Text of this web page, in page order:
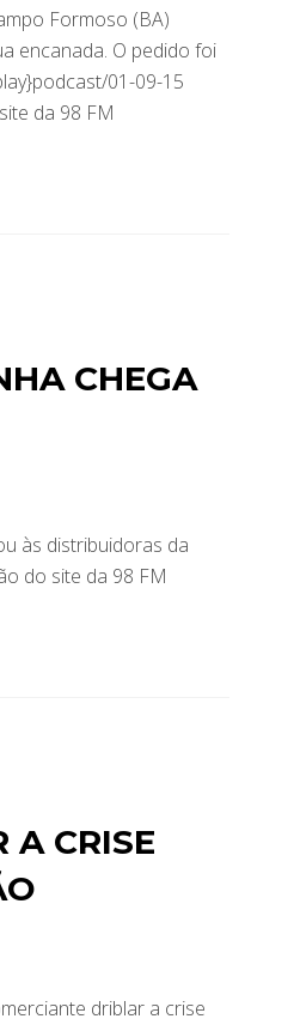
Formoso (BA)
encanada. O pedido foi
01-09-15
da 98 FM
CHEGA
às distribuidoras da
do site da 98 FM
A CRISE
driblar a crise